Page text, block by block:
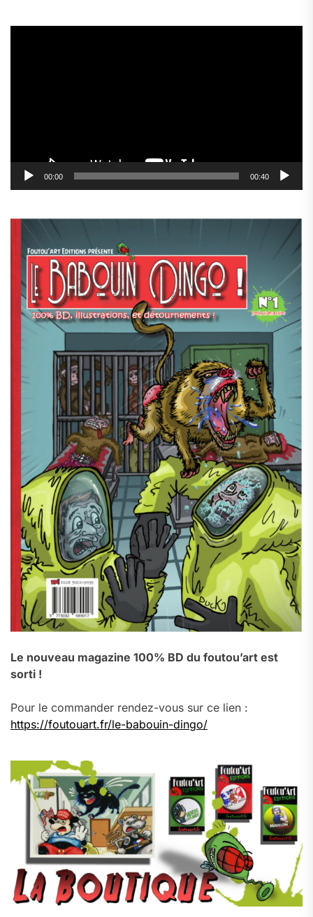
00:00 00:40
Le nouveau magazine 100% BD du foutou’art est
sorti !
Pour le commander rendez-vous sur ce lien :
https://foutouart.fr/le-babouin-dingo/